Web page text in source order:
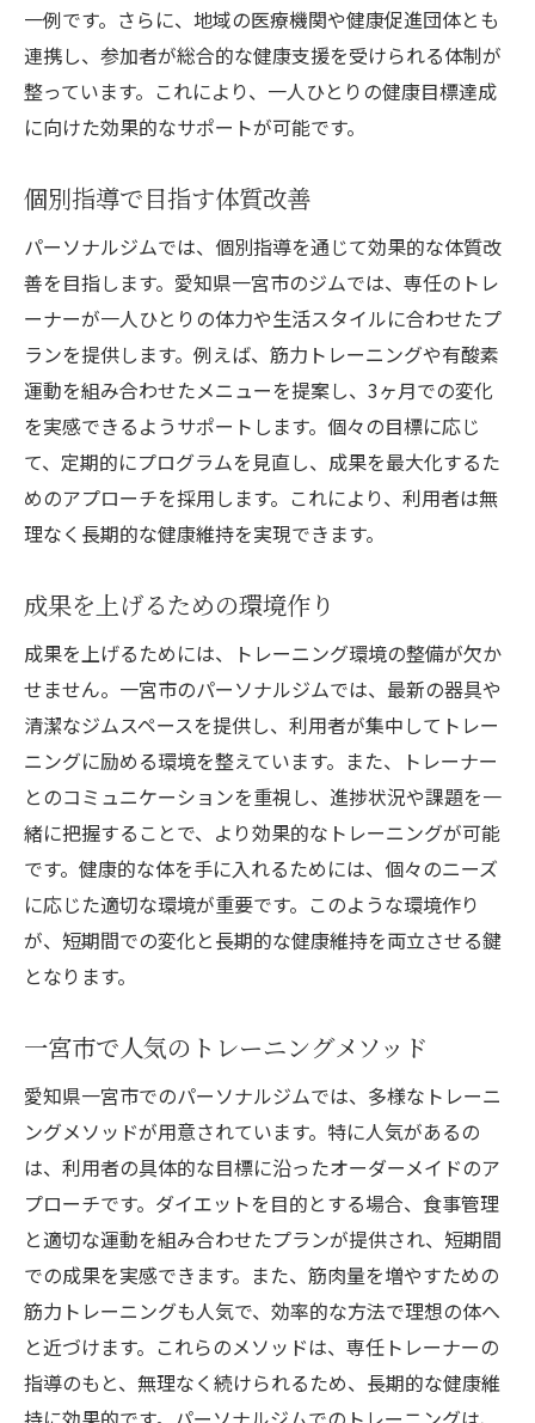
一例です。さらに、地域の医療機関や健康促進団体とも
連携し、参加者が総合的な健康支援を受けられる体制が
整っています。これにより、一人ひとりの健康目標達成
に向けた効果的なサポートが可能です。
個別指導で目指す体質改善
パーソナルジムでは、個別指導を通じて効果的な体質改
善を目指します。愛知県一宮市のジムでは、専任のトレ
ーナーが一人ひとりの体力や生活スタイルに合わせたプ
ランを提供します。例えば、筋力トレーニングや有酸素
運動を組み合わせたメニューを提案し、3ヶ月での変化
を実感できるようサポートします。個々の目標に応じ
て、定期的にプログラムを見直し、成果を最大化するた
めのアプローチを採用します。これにより、利用者は無
理なく長期的な健康維持を実現できます。
成果を上げるための環境作り
成果を上げるためには、トレーニング環境の整備が欠か
せません。一宮市のパーソナルジムでは、最新の器具や
清潔なジムスペースを提供し、利用者が集中してトレー
ニングに励める環境を整えています。また、トレーナー
とのコミュニケーションを重視し、進捗状況や課題を一
緒に把握することで、より効果的なトレーニングが可能
です。健康的な体を手に入れるためには、個々のニーズ
に応じた適切な環境が重要です。このような環境作り
が、短期間での変化と長期的な健康維持を両立させる鍵
となります。
一宮市で人気のトレーニングメソッド
愛知県一宮市でのパーソナルジムでは、多様なトレーニ
ングメソッドが用意されています。特に人気があるの
は、利用者の具体的な目標に沿ったオーダーメイドのア
プローチです。ダイエットを目的とする場合、食事管理
と適切な運動を組み合わせたプランが提供され、短期間
での成果を実感できます。また、筋肉量を増やすための
筋力トレーニングも人気で、効率的な方法で理想の体へ
と近づけます。これらのメソッドは、専任トレーナーの
指導のもと、無理なく続けられるため、長期的な健康維